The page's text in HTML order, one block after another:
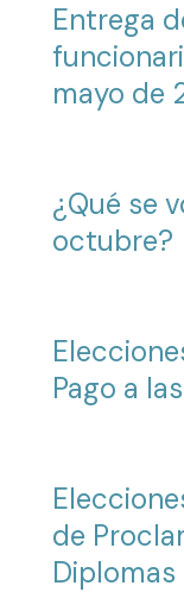
Entrega
mayo de
¿Qué se
octubre?
Pago a
de